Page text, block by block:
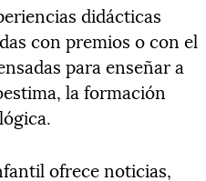
didácticas
con premios o con el
para enseñar a
la formación
ofrece noticias,